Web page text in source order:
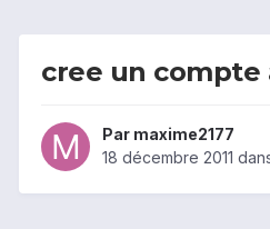
cree un
Par maxime2177
18 décembre 2011